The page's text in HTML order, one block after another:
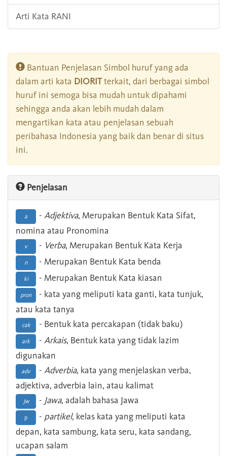
Arti Kata RANI
Bantuan Penjelasan Simbol huruf yang ada
dalam arti kata DIORITterkait, dari berbagai simbol
huruf ini semoga bisa mudah untuk dipahami
sehingga anda akan lebih mudah dalam
mengartikan kata atau penjelasan sebuah
peribahasa Indonesia yang baik dan benar di situs
ini.
Penjelasan
a - Adjektiva, Merupakan Bentuk Kata Sifat,
nomina atau Pronomina
v - Verba, Merupakan Bentuk Kata Kerja
n - Merupakan Bentuk Kata benda
ki - Merupakan Bentuk Kata kiasan
pron
- kata yang meliputi kata ganti, kata tunjuk,
atau kata tanya
cak - Bentuk kata percakapan (tidak baku)
ark - Arkais, Bentuk kata yang tidak lazim
digunakan
adv - Adverbia, kata yang menjelaskan verba,
adjektiva, adverbia lain, atau kalimat
Jw - Jawa, adalah bahasa Jawa
p - partikel, kelas kata yang meliputi kata
depan, kata sambung, kata seru, kata sandang,
ucapan salam